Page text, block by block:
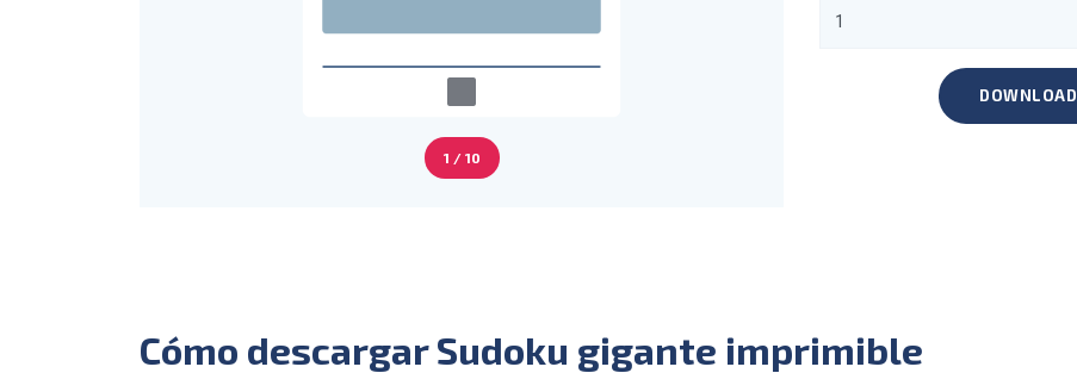
1 / 10
DOWNLOAD
Cómo descargar Sudoku gigante imprimible